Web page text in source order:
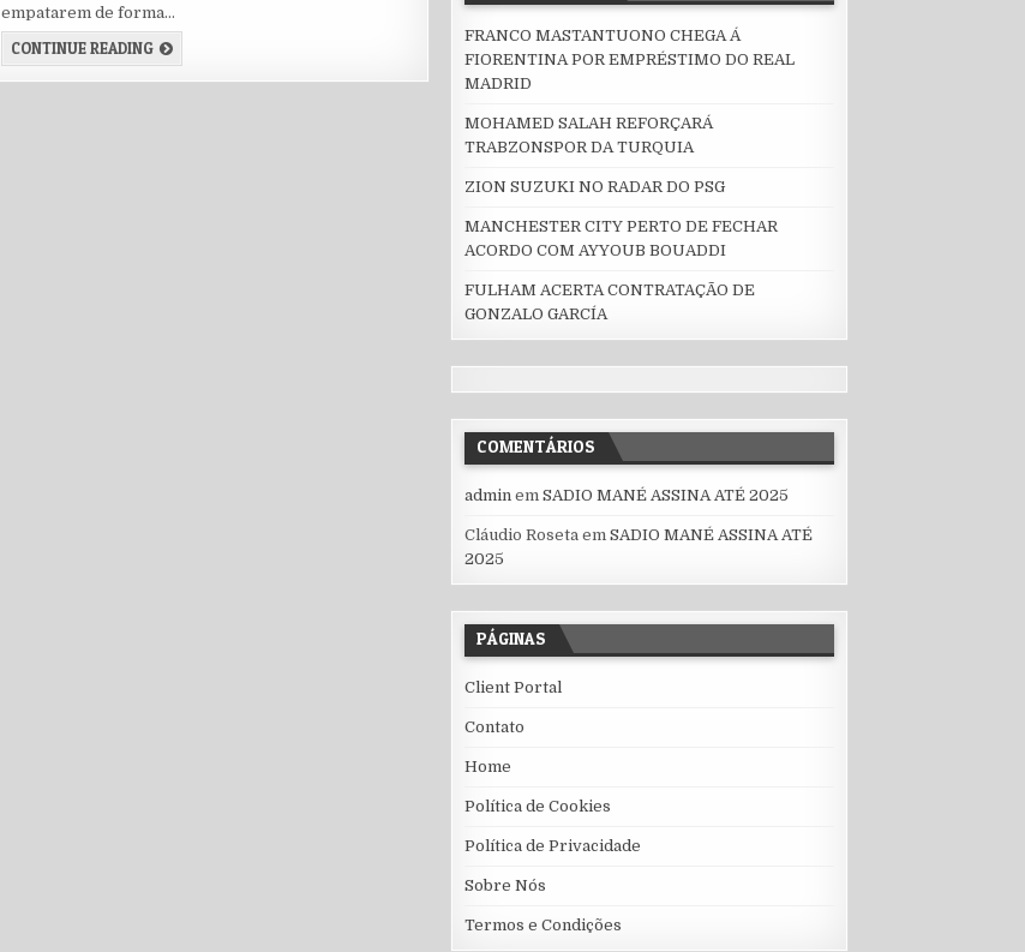
empatarem de forma…
CONTINUE READINGLIVERPOOL ESTÁ NA FINAL DA CHAMPIONS LEAGUE
FRANCO MASTANTUONO CHEGA Á
FIORENTINA POR EMPRÉSTIMO DO REAL
MADRID
MOHAMED SALAH REFORÇARÁ
TRABZONSPOR DA TURQUIA
ZION SUZUKI NO RADAR DO PSG
MANCHESTER CITY PERTO DE FECHAR
ACORDO COM AYYOUB BOUADDI
FULHAM ACERTA CONTRATAÇÃO DE
GONZALO GARCÍA
COMENTÁRIOS
admin emSADIO MANÉ ASSINA ATÉ 2025
Cláudio Roseta emSADIO MANÉ ASSINA ATÉ
2025
PÁGINAS
Client Portal
Contato
Home
Política de Cookies
Política de Privacidade
Sobre Nós
Termos e Condições